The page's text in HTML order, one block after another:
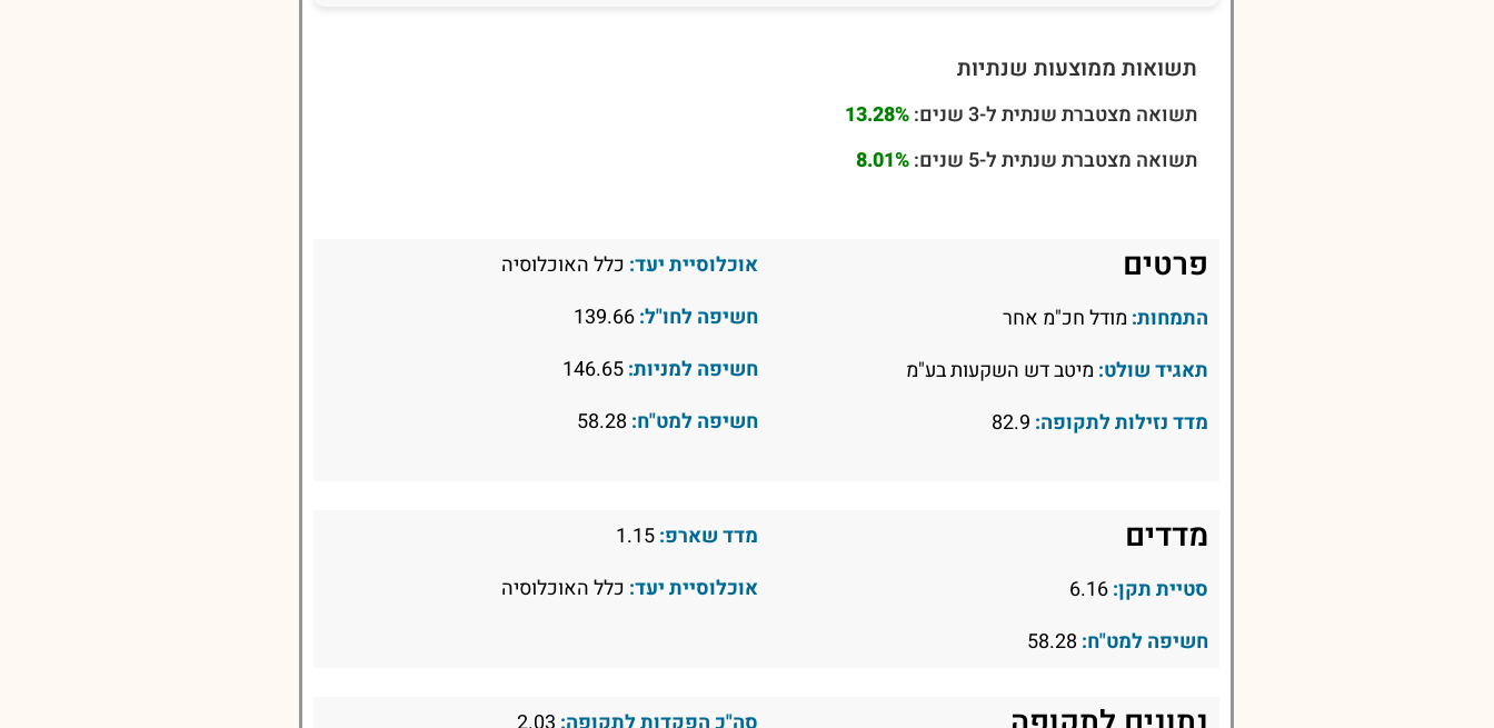
תשואות ממוצעות שנתיות
תשואה מצטברת שנתית ל-3 שנים:
13.28%
תשואה מצטברת שנתית ל-5 שנים:
8.01%
פרטים
התמחות: מודל חכ"מ אחר
תאגיד שולט: מיטב דש השקעות בע"מ
מדד נזילות לתקופה:
אוכלוסיית יעד: כלל האוכלוסיה
חשיפה לחו"ל:139.66
חשיפה למניות:146.65
חשיפה למט"ח:
מדדים
סטיית תקן:
חשיפה למט"ח:
מדד שארפ:1.15
אוכלוסיית יעד: כלל האוכלוסיה